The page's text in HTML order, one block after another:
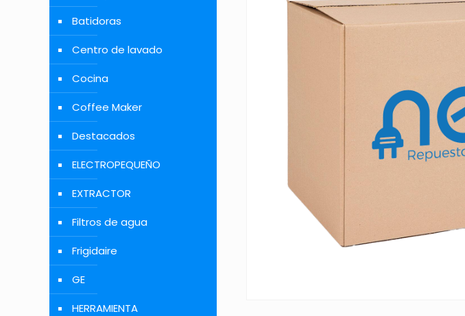
Batidoras
Centro de lavado
Cocina
Coffee Maker
Destacados
ELECTROPEQUEÑO
EXTRACTOR
Filtros de agua
Frigidaire
GE
HERRAMIENTA